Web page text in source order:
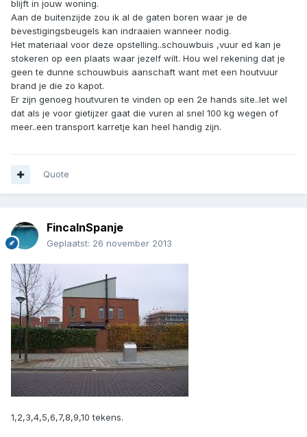
blijft in jouw woning.
Aan de buitenzijde zou ik al de gaten boren waar je de
bevestigingsbeugels kan indraaien wanneer nodig.
Het materiaal voor deze opstelling..schouwbuis ,vuur ed kan je
stokeren op een plaats waar jezelf wilt. Hou wel rekening dat je
geen te dunne schouwbuis aanschaft want met een houtvuur
brand je die zo kapot.
Er zijn genoeg houtvuren te vinden op een 2e hands site..let wel
dat als je voor gietijzer gaat die vuren al snel 100 kg wegen of
meer..een transport karretje kan heel handig zijn.
Quote
FincaInSpanje
Geplaatst: 26 november 2013
1,2,3,4,5,6,7,8,9,10 tekens.